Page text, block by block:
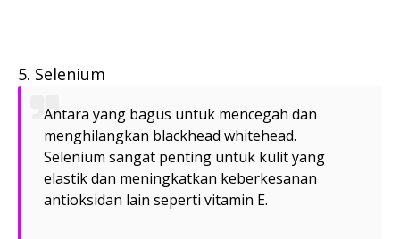
5. Selenium
Antara yang bagus untuk mencegah dan
menghilangkan blackhead whitehead.
Selenium sangat penting untuk kulit yang
elastik dan meningkatkan keberkesanan
antioksidan lain seperti vitamin E.